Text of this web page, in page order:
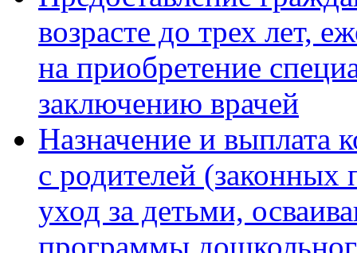
возрасте до трех лет,
на приобретение
заключению врачей
Назначение и выплата
с родителей (законных
уход за детьми,
программы